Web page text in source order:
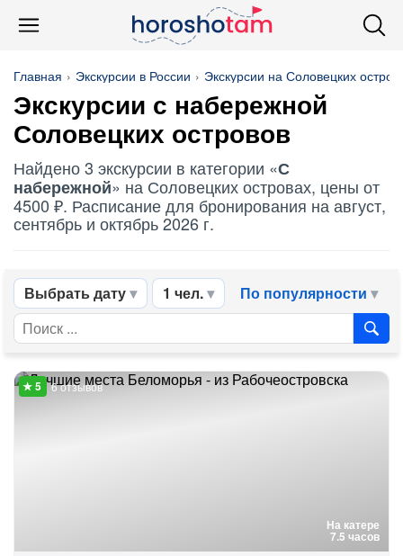
Главная Экскурсии в России Экскурсии на Соловецких
Экскурсии с набережной
Соловецких островов
Найдено 3 экскурсии в категории «С
набережной» на Соловецких островах, цены от
4500 ₽. Расписание для бронирования на август,
сентябрь и октябрь 2026 г.
Выбрать дату 1 чел. По популярности
На катере
7.5 часов
6 отзывов